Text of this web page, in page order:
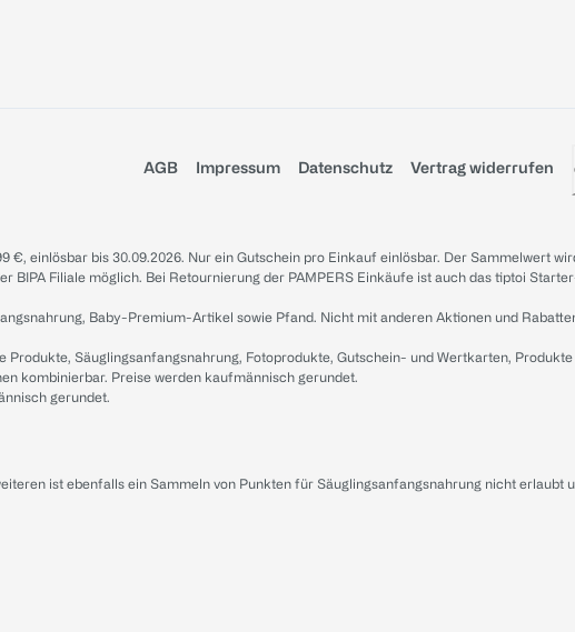
AGB Impressum Datenschutz Vertrag widerrufen
einlösbar bis 30.09.2026. Nur ein Gutschein pro Einkauf einlösbar. Der Sammelwert
BIPA Filiale möglich. Bei Retournierung der PAMPERS Einkäufe ist auch das tiptoi
Baby-Premium-Artikel sowie Pfand. Nicht mit anderen Aktionen und
Produkte, Säuglingsanfangsnahrung, Fotoprodukte, Gutschein- und Wertkarten,
kombinierbar. Preise werden kaufmännisch gerundet.
gerundet.
ist ebenfalls ein Sammeln von Punkten für Säuglingsanfangsnahrung nicht erlaubt